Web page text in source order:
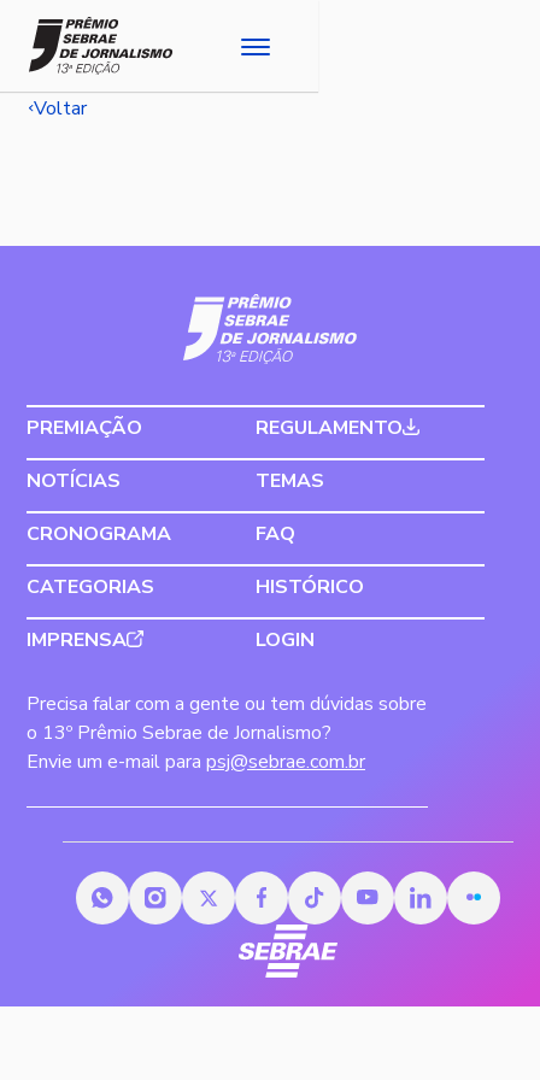
Voltar
PREMIAÇÃO
REGULAMENTO
NOTÍCIAS
TEMAS
CRONOGRAMA
FAQ
CATEGORIAS
HISTÓRICO
IMPRENSA
LOGIN
Precisa falar com a gente ou tem dúvidas sobre
o 13º Prêmio Sebrae de Jornalismo?
Envie um e-mail para psj@sebrae.com.br